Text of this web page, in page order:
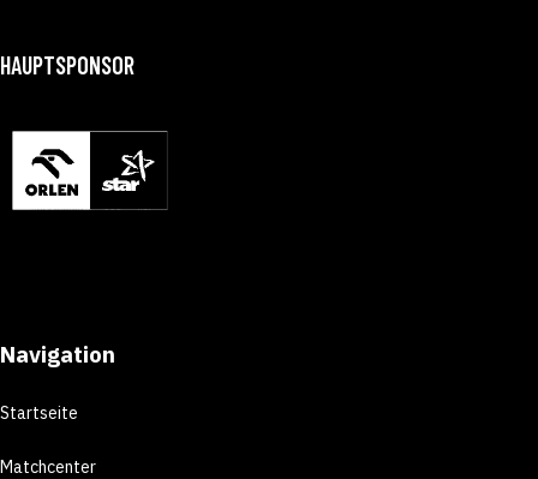
HAUPTSPONSOR
Navigation
Startseite
Matchcenter